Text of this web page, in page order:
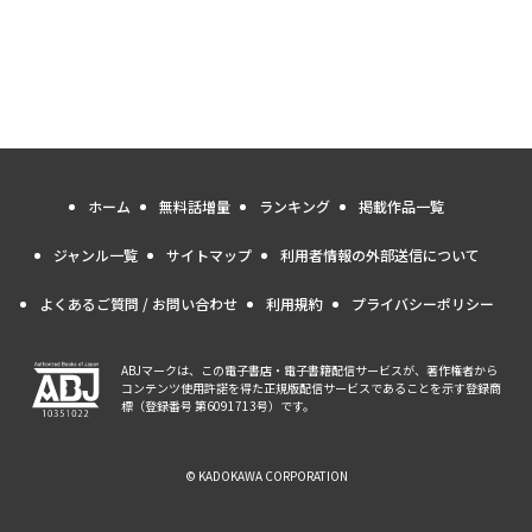
ホーム 無料話増量 ランキング 掲載作品一覧
ジャンル一覧 サイトマップ 利用者情報の外部送信について
よくあるご質問 / お問い合わせ 利用規約 プライバシーポリシー
ABJマークは、この電子書店・電子書籍配信サービスが、著作権者から
コンテンツ使用許諾を得た正規版配信サービスであることを示す登録商
標（登録番号 第6091713号）です。
© KADOKAWA CORPORATION